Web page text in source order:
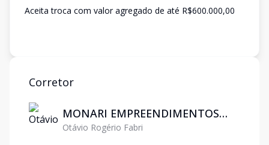
Aceita troca com valor agregado de até R$600.000,00
Corretor
MONARI EMPREENDIMENTOS
IMOBILIARIOS LTDA
Otávio Rogério Fabri